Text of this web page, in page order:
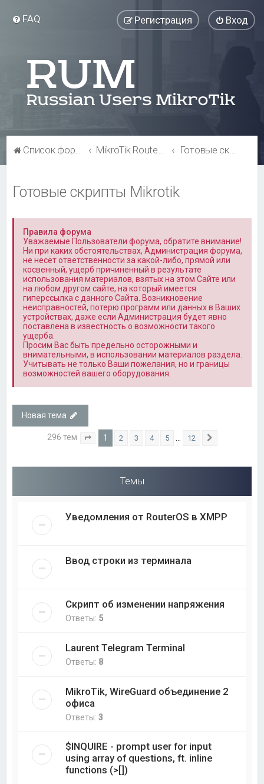
FAQ Вход
Регистрация
Список форумов MikroTik RouterOS Готовые скрипты Mikrotik
Готовые скрипты Mikrotik
Правила форума
Уважаемые Пользователи форума, обратите внимание!
Ни при каких обстоятельствах, Администрация форума,
не несёт ответственности за какой-либо, прямой или
косвенный, ущерб причиненный в результате
использования материалов, взятых на этом Сайте или
на любом другом сайте, на который имеется
гиперссылка с данного Сайта. Возникновение
неисправностей, потерю программ или данных в Ваших
устройствах, даже если Администрация будет явно
поставлена в известность о возможности такого
ущерба.
Просим Вас быть предельно осторожными и
внимательными, в использовании материалов раздела.
Учитывать не только Ваши пожелания, но и границы
возможностей вашего оборудования.
Новая тема
296 тем Страница из 12
1 2 3 4 5 12
Темы
Уведомления от RouterOS в XMPP
Ввод строки из терминала
Скрипт об изменении напряжения
Ответы: 5
Laurent Telegram Terminal
Ответы: 8
MikroTik, WireGuard объединение 2
офиса
Ответы:3
$INQUIRE - prompt user for input
using array of questions, ft. inline
functions (>[])